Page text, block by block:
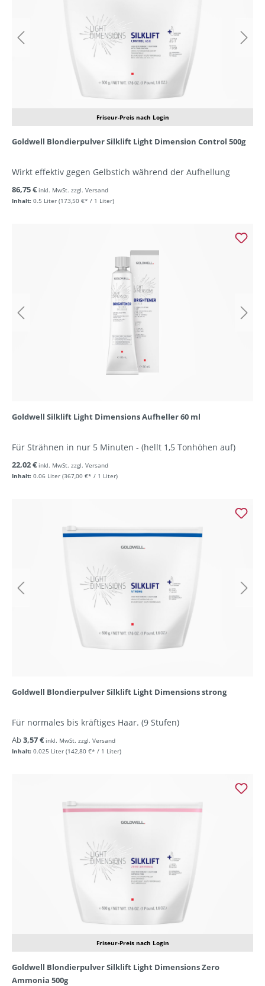
Friseur-Preis nach Login
Goldwell Blondierpulver Silklift Light Dimension Control 500g
Wirkt effektiv gegen Gelbstich während der Aufhellung
Inhalt: 0.5 Liter (173,50 €* / 1 Liter)
86,75 € inkl. MwSt. zzgl. Versand
Goldwell Silklift Light Dimensions Aufheller 60 ml
Für Strähnen in nur 5 Minuten - (hellt 1,5 Tonhöhen auf)
Inhalt: 0.06 Liter (367,00 €* / 1 Liter)
22,02 € inkl. MwSt. zzgl. Versand
Goldwell Blondierpulver Silklift Light Dimensions strong
Für normales bis kräftiges Haar. (9 Stufen)
Inhalt: 0.025 Liter (142,80 €* / 1 Liter)
Ab3,57 € inkl. MwSt. zzgl. Versand
Friseur-Preis nach Login
Goldwell Blondierpulver Silklift Light Dimensions Zero
Ammonia 500g